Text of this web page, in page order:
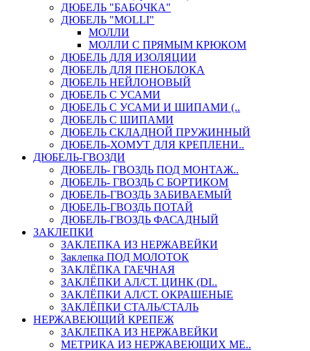
ДЮБЕЛЬ "БАБОЧКА"
ДЮБЕЛЬ "МOLLI"
МОЛЛИ
МОЛЛИ С ПРЯМЫМ КРЮКОМ
ДЮБЕЛЬ ДЛЯ ИЗОЛЯЦИИ
ДЮБЕЛЬ ДЛЯ ПЕНОБЛОКА
ДЮБЕЛЬ НЕЙЛОНОВЫЙ
ДЮБЕЛЬ С УСАМИ
ДЮБЕЛЬ С УСАМИ И ШИПАМИ (..
ДЮБЕЛЬ С ШИПАМИ
ДЮБЕЛЬ СКЛАДНОЙ ПРУЖИННЫЙ
ДЮБЕЛЬ-ХОМУТ ДЛЯ КРЕПЛЕНИ..
ДЮБЕЛЬ-ГВОЗДИ
ДЮБЕЛЬ- ГВОЗДЬ ПОД МОНТАЖ..
ДЮБЕЛЬ- ГВОЗДЬ С БОРТИКОМ
ДЮБЕЛЬ-ГВОЗДЬ ЗАБИВАЕМЫЙ
ДЮБЕЛЬ-ГВОЗДЬ ПОТАЙ
ДЮБЕЛЬ-ГВОЗДЬ ФАСАДНЫЙ
ЗАКЛЕПКИ
ЗАКЛЕПКА ИЗ НЕРЖАВЕЙКИ
Заклепка ПОД МОЛОТОК
ЗАКЛЁПКА ГАЕЧНАЯ
ЗАКЛЁПКИ АЛ/СТ. ЦИНК (DI..
ЗАКЛЁПКИ АЛ/СТ. ОКРАШЕНЫЕ
ЗАКЛЁПКИ СТАЛЬ/СТАЛЬ
НЕРЖАВЕЮЩИЙ КРЕПЕЖ
ЗАКЛЕПКА ИЗ НЕРЖАВЕЙКИ
МЕТРИКА ИЗ НЕРЖАВЕЮЩИХ МЕ..